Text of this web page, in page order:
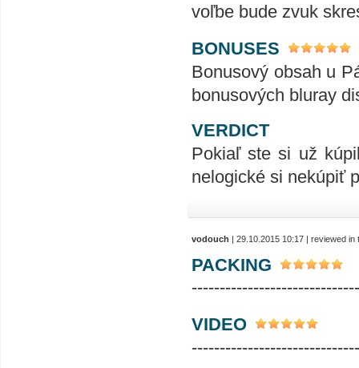
voľbe bude zvuk
BONUSES
Bonusový obsah u
bonusových bluray
VERDICT
Pokiaľ ste si už
nelogické si nekúpiť
vodouch | 29.10.2015 10:17 | reviewed
PACKING
VIDEO